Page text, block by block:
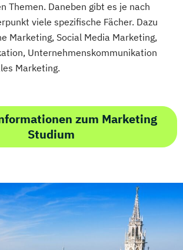
Themen. Daneben gibt es je nach
viele spezifische Fächer. Dazu
Marketing, Social Media Marketing,
Unternehmenskommunikation
Marketing.
zum Marketing
Studium